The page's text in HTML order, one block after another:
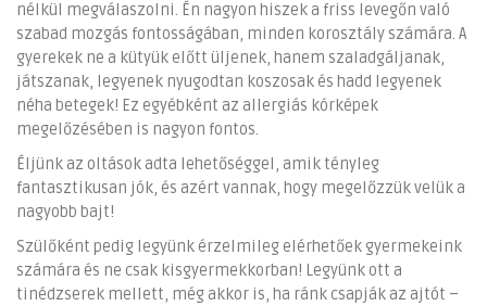
nélkül megválaszolni. Én nagyon hiszek a friss levegőn való
szabad mozgás fontosságában, minden korosztály számára. A
gyerekek ne a kütyük előtt üljenek, hanem szaladgáljanak,
játszanak, legyenek nyugodtan koszosak és hadd legyenek
néha betegek! Ez egyébként az allergiás kórképek
megelőzésében is nagyon fontos.
Éljünk az oltások adta lehetőséggel, amik tényleg
fantasztikusan jók, és azért vannak, hogy megelőzzük velük a
nagyobb bajt!
Szülőként pedig legyünk érzelmileg elérhetőek gyermekeink
számára és ne csak kisgyermekkorban! Legyünk ott a
tinédzserek mellett, még akkor is, ha ránk csapják az ajtót –